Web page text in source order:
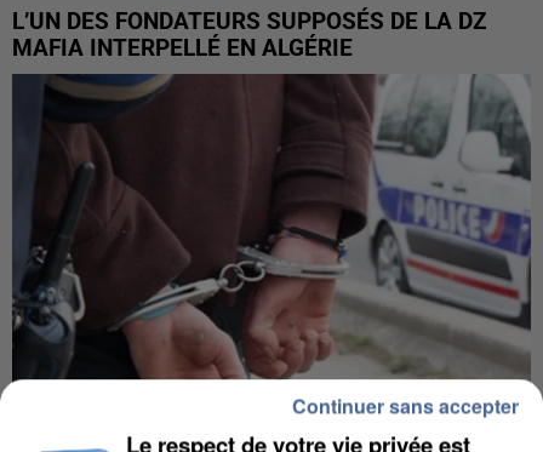
L’UN DES FONDATEURS SUPPOSÉS DE LA DZ
MAFIA INTERPELLÉ EN ALGÉRIE
Le respect de votre vie privée est
Continuer sans accepter